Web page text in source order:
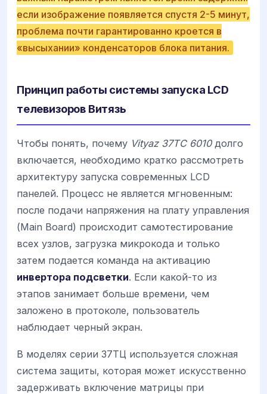
если изображение появляется спустя 2-5 минут,
проблема почти гарантированно кроется в
«высыхании» конденсаторов блока питания.
Принцип работы системы запуска LCD
телевизоров Витязь
Чтобы понять, почему Vityaz 37TC 6010долго
включается, необходимо кратко рассмотреть
архитектуру запуска современных LCD
панелей. Процесс не является мгновенным:
после подачи напряжения на плату управления
(Main Board) происходит самотестирование
всех узлов, загрузка микрокода и только
затем подается команда на активацию
инвертора подсветки. Если какой-то из
этапов занимает больше времени, чем
заложено в протоколе, пользователь
наблюдает черный экран.
В моделях серии 37ТЦ используется сложная
система защиты, которая может искусственно
задерживать включение матрицы при